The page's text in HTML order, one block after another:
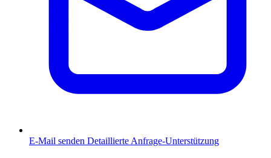
E-Mail senden Detaillierte Anfrage-Unterstützung